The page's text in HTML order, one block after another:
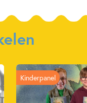
Kinderpanel